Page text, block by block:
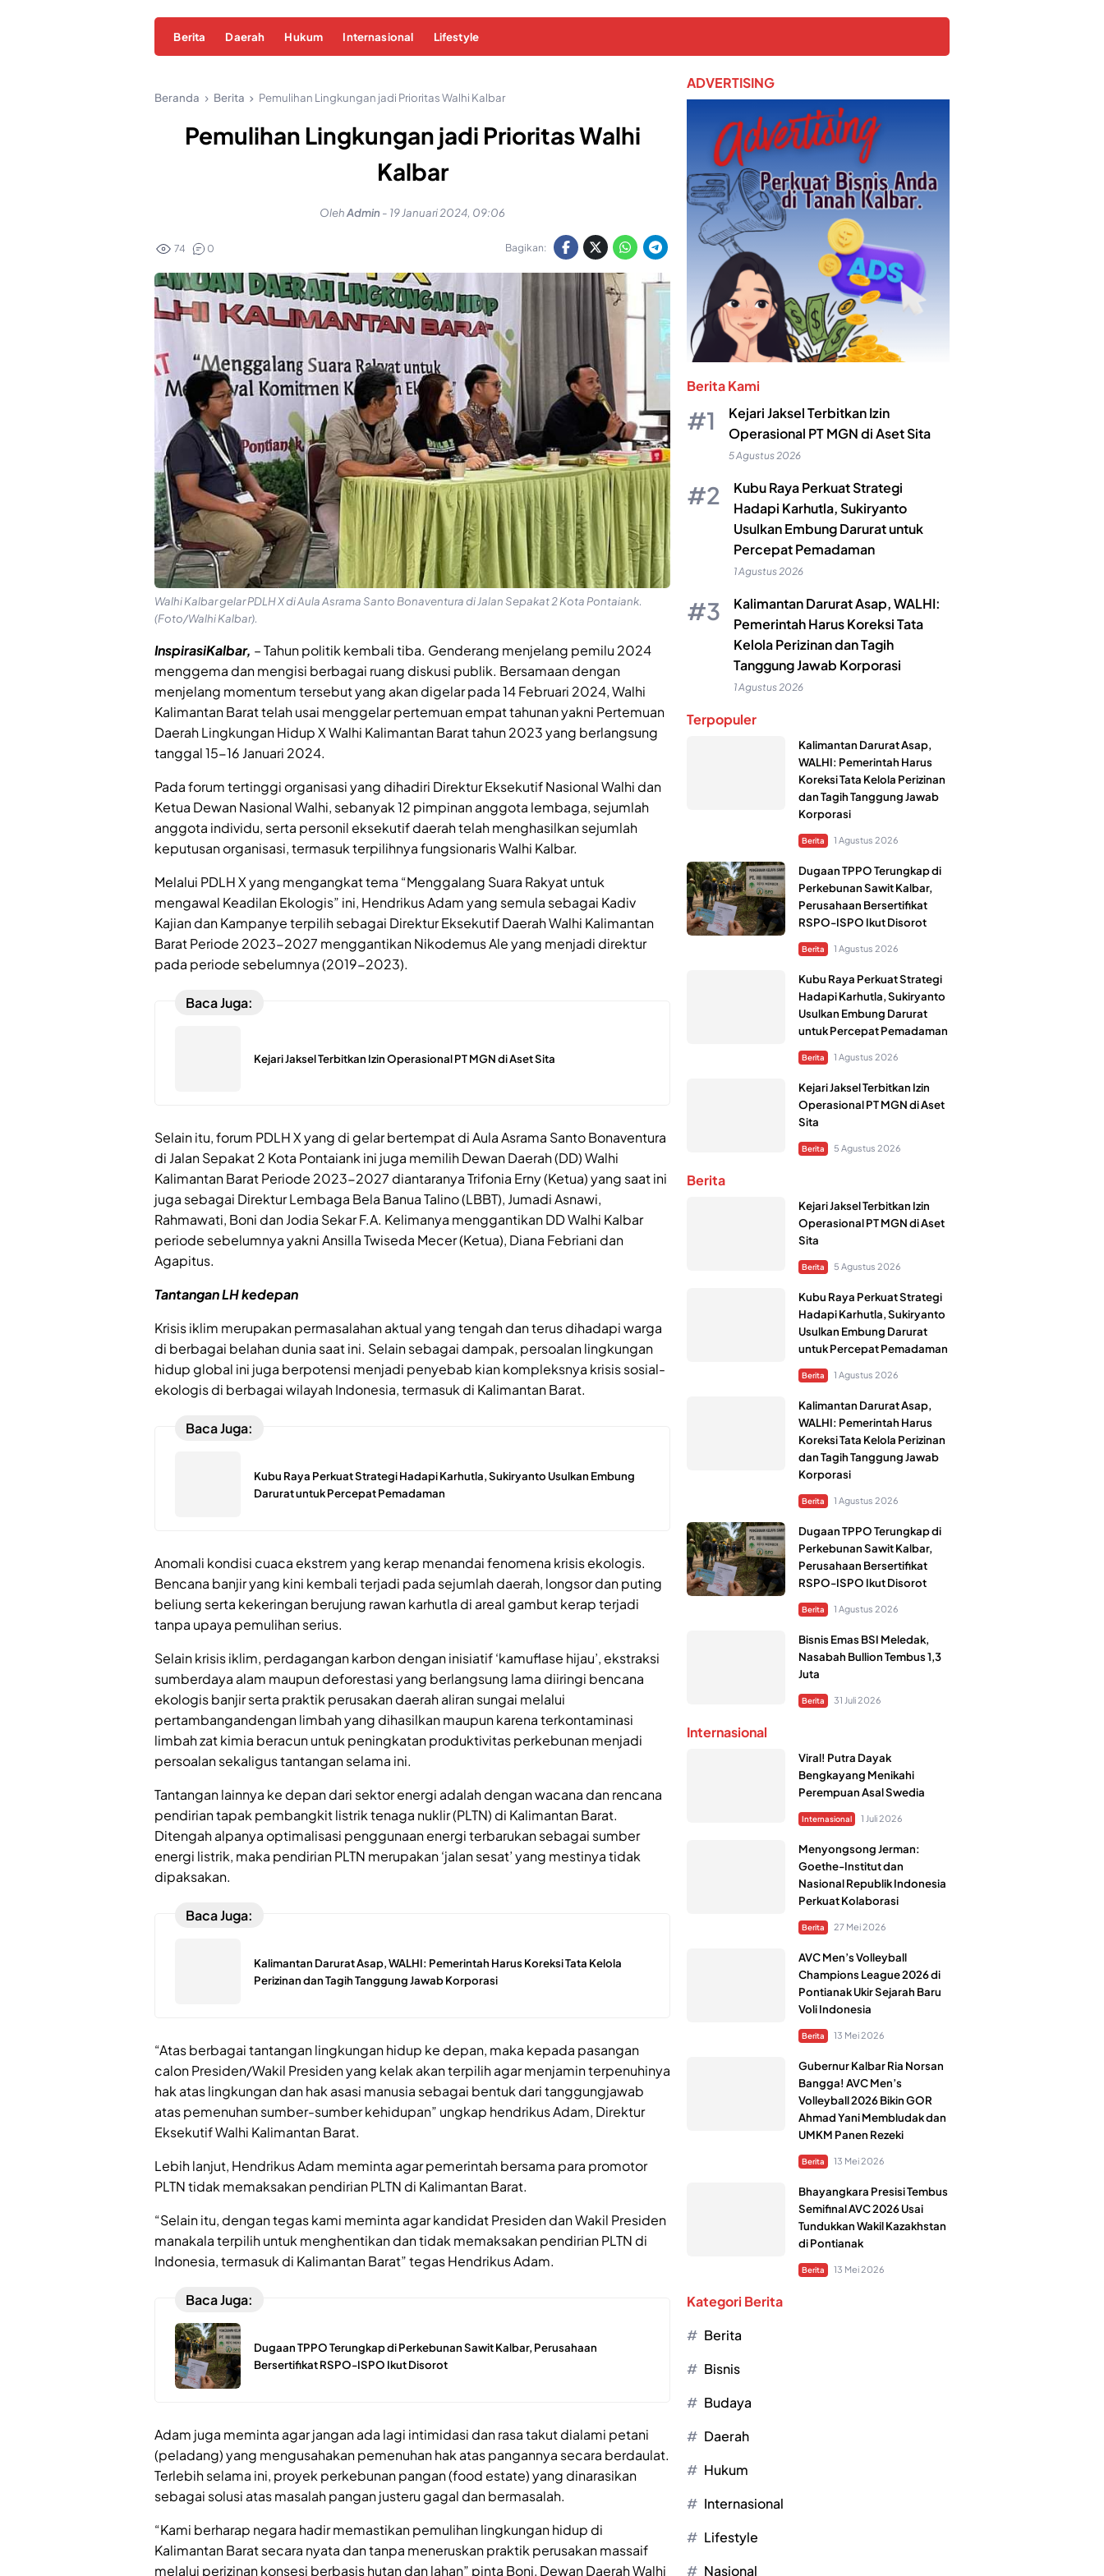
Berita Daerah Hukum Internasional Lifestyle
Beranda Berita Pemulihan Lingkungan jadi Prioritas Walhi Kalbar
Pemulihan Lingkungan jadi Prioritas Walhi
Kalbar
OlehAdmin - 19 Januari 2024, 09:06
74 0 Bagikan:
Walhi Kalbar gelar PDLH X di Aula Asrama Santo Bonaventura di Jalan Sepakat 2 Kota Pontaiank.
(Foto/Walhi Kalbar).
InspirasiKalbar, – Tahun politik kembali tiba. Genderang menjelang pemilu 2024
menggema dan mengisi berbagai ruang diskusi publik. Bersamaan dengan
menjelang momentum tersebut yang akan digelar pada 14 Februari 2024, Walhi
Kalimantan Barat telah usai menggelar pertemuan empat tahunan yakni Pertemuan
Daerah Lingkungan Hidup X Walhi Kalimantan Barat tahun 2023 yang berlangsung
tanggal 15-16 Januari 2024.
Pada forum tertinggi organisasi yang dihadiri Direktur Eksekutif Nasional Walhi dan
Ketua Dewan Nasional Walhi, sebanyak 12 pimpinan anggota lembaga, sejumlah
anggota individu, serta personil eksekutif daerah telah menghasilkan sejumlah
keputusan organisasi, termasuk terpilihnya fungsionaris Walhi Kalbar.
Melalui PDLH X yang mengangkat tema “Menggalang Suara Rakyat untuk
mengawal Keadilan Ekologis” ini, Hendrikus Adam yang semula sebagai Kadiv
Kajian dan Kampanye terpilih sebagai Direktur Eksekutif Daerah Walhi Kalimantan
Barat Periode 2023-2027 menggantikan Nikodemus Ale yang menjadi direktur
pada periode sebelumnya (2019-2023).
Baca Juga:
Kejari Jaksel Terbitkan Izin Operasional PT MGN di Aset Sita
Selain itu, forum PDLH X yang di gelar bertempat di Aula Asrama Santo Bonaventura
di Jalan Sepakat 2 Kota Pontaiank ini juga memilih Dewan Daerah (DD) Walhi
Kalimantan Barat Periode 2023-2027 diantaranya Trifonia Erny (Ketua) yang saat ini
juga sebagai Direktur Lembaga Bela Banua Talino (LBBT), Jumadi Asnawi,
Rahmawati, Boni dan Jodia Sekar F.A. Kelimanya menggantikan DD Walhi Kalbar
periode sebelumnya yakni Ansilla Twiseda Mecer (Ketua), Diana Febriani dan
Agapitus.
Tantangan LH kedepan
Krisis iklim merupakan permasalahan aktual yang tengah dan terus dihadapi warga
di berbagai belahan dunia saat ini. Selain sebagai dampak, persoalan lingkungan
hidup global ini juga berpotensi menjadi penyebab kian kompleksnya krisis sosial-
ekologis di berbagai wilayah Indonesia, termasuk di Kalimantan Barat.
Baca Juga:
Kubu Raya Perkuat Strategi Hadapi Karhutla, Sukiryanto Usulkan Embung
Darurat untuk Percepat Pemadaman
Anomali kondisi cuaca ekstrem yang kerap menandai fenomena krisis ekologis.
Bencana banjir yang kini kembali terjadi pada sejumlah daerah, longsor dan puting
beliung serta kekeringan berujung rawan karhutla di areal gambut kerap terjadi
tanpa upaya pemulihan serius.
Selain krisis iklim, perdagangan karbon dengan inisiatif ‘kamuflase hijau’, ekstraksi
sumberdaya alam maupun deforestasi yang berlangsung lama diiringi bencana
ekologis banjir serta praktik perusakan daerah aliran sungai melalui
pertambangandengan limbah yang dihasilkan maupun karena terkontaminasi
limbah zat kimia beracun untuk peningkatan produktivitas perkebunan menjadi
persoalan sekaligus tantangan selama ini.
Tantangan lainnya ke depan dari sektor energi adalah dengan wacana dan rencana
pendirian tapak pembangkit listrik tenaga nuklir (PLTN) di Kalimantan Barat.
Ditengah alpanya optimalisasi penggunaan energi terbarukan sebagai sumber
energi listrik, maka pendirian PLTN merupakan ‘jalan sesat’ yang mestinya tidak
dipaksakan.
Baca Juga:
Kalimantan Darurat Asap, WALHI: Pemerintah Harus Koreksi Tata Kelola
Perizinan dan Tagih Tanggung Jawab Korporasi
“Atas berbagai tantangan lingkungan hidup ke depan, maka kepada pasangan
calon Presiden/Wakil Presiden yang kelak akan terpilih agar menjamin terpenuhinya
hak atas lingkungan dan hak asasi manusia sebagai bentuk dari tanggungjawab
atas pemenuhan sumber-sumber kehidupan” ungkap hendrikus Adam, Direktur
Eksekutif Walhi Kalimantan Barat.
Lebih lanjut, Hendrikus Adam meminta agar pemerintah bersama para promotor
PLTN tidak memaksakan pendirian PLTN di Kalimantan Barat.
“Selain itu, dengan tegas kami meminta agar kandidat Presiden dan Wakil Presiden
manakala terpilih untuk menghentikan dan tidak memaksakan pendirian PLTN di
Indonesia, termasuk di Kalimantan Barat” tegas Hendrikus Adam.
Baca Juga:
Dugaan TPPO Terungkap di Perkebunan Sawit Kalbar, Perusahaan
Bersertifikat RSPO-ISPO Ikut Disorot
Adam juga meminta agar jangan ada lagi intimidasi dan rasa takut dialami petani
(peladang) yang mengusahakan pemenuhan hak atas pangannya secara berdaulat.
Terlebih selama ini, proyek perkebunan pangan (food estate) yang dinarasikan
sebagai solusi atas masalah pangan justeru gagal dan bermasalah.
“Kami berharap negara hadir memastikan pemulihan lingkungan hidup di
Kalimantan Barat secara nyata dan tanpa meneruskan praktik perusakan massaif
melalui perizinan konsesi berbasis hutan dan lahan” pinta Boni, Dewan Daerah Walhi
ADVERTISING
Berita Kami
Kejari Jaksel Terbitkan Izin
Operasional PT MGN di Aset Sita
5 Agustus 2026
Kubu Raya Perkuat Strategi
Hadapi Karhutla, Sukiryanto
Usulkan Embung Darurat untuk
Percepat Pemadaman
1 Agustus 2026
Kalimantan Darurat Asap, WALHI:
Pemerintah Harus Koreksi Tata
Kelola Perizinan dan Tagih
Tanggung Jawab Korporasi
1 Agustus 2026
Terpopuler
Kalimantan Darurat Asap,
WALHI: Pemerintah Harus
Koreksi Tata Kelola Perizinan
dan Tagih Tanggung Jawab
Korporasi
Berita 1 Agustus 2026
Dugaan TPPO Terungkap di
Perkebunan Sawit Kalbar,
Perusahaan Bersertifikat
RSPO-ISPO Ikut Disorot
Berita 1 Agustus 2026
Kubu Raya Perkuat Strategi
Hadapi Karhutla, Sukiryanto
Usulkan Embung Darurat
untuk Percepat Pemadaman
Berita 1 Agustus 2026
Kejari Jaksel Terbitkan Izin
Operasional PT MGN di Aset
Sita
Berita 5 Agustus 2026
Berita
Kejari Jaksel Terbitkan Izin
Operasional PT MGN di Aset
Sita
Berita 5 Agustus 2026
Kubu Raya Perkuat Strategi
Hadapi Karhutla, Sukiryanto
Usulkan Embung Darurat
untuk Percepat Pemadaman
Berita 1 Agustus 2026
Kalimantan Darurat Asap,
WALHI: Pemerintah Harus
Koreksi Tata Kelola Perizinan
dan Tagih Tanggung Jawab
Korporasi
Berita 1 Agustus 2026
Dugaan TPPO Terungkap di
Perkebunan Sawit Kalbar,
Perusahaan Bersertifikat
RSPO-ISPO Ikut Disorot
Berita 1 Agustus 2026
Bisnis Emas BSI Meledak,
Nasabah Bullion Tembus 1,3
Juta
Berita 31 Juli 2026
Internasional
Viral! Putra Dayak
Bengkayang Menikahi
Perempuan Asal Swedia
Internasional 1 Juli 2026
Menyongsong Jerman:
Goethe-Institut dan
Nasional Republik Indonesia
Perkuat Kolaborasi
Berita 27 Mei 2026
AVC Men’s Volleyball
Champions League 2026 di
Pontianak Ukir Sejarah Baru
Voli Indonesia
Berita 13 Mei 2026
Gubernur Kalbar Ria Norsan
Bangga! AVC Men’s
Volleyball 2026 Bikin GOR
Ahmad Yani Membludak dan
UMKM Panen Rezeki
Berita 13 Mei 2026
Bhayangkara Presisi Tembus
Semifinal AVC 2026 Usai
Tundukkan Wakil Kazakhstan
di Pontianak
Berita 13 Mei 2026
Kategori Berita
Berita
Bisnis
Budaya
Daerah
Hukum
Internasional
Lifestyle
Nasional